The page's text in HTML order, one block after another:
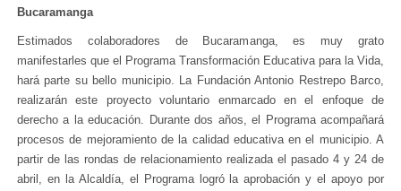
Bucaramanga
Estimados colaboradores de Bucaramanga, es muy grato
manifestarles que el Programa Transformación Educativa para la Vida,
hará parte su bello municipio. La Fundación Antonio Restrepo Barco,
realizarán este proyecto voluntario enmarcado en el enfoque de
derecho a la educación. Durante dos años, el Programa acompañará
procesos de mejoramiento de la calidad educativa en el municipio. A
partir de las rondas de relacionamiento realizada el pasado 4 y 24 de
abril, en la Alcaldía, el Programa logró la aprobación y el apoyo por